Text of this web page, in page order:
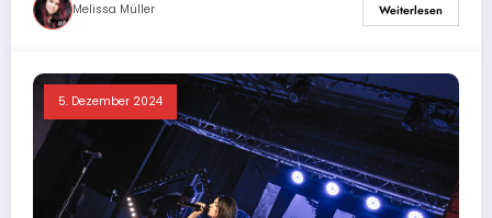
Melissa Müller Weiterlesen
5. Dezember 2024